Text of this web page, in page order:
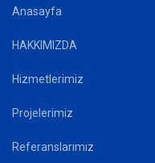
Anasayfa
HAKKIMIZDA
Hizmetlerimiz
Projelerimiz
Referanslarımız